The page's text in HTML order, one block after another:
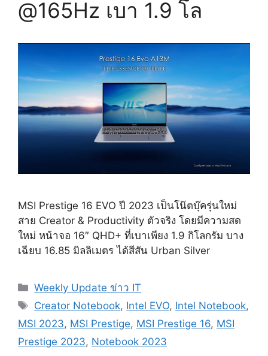
@165Hz เบา 1.9 โล
MSI Prestige 16 EVO ปี 2023 เป็นโน๊ตบุ๊ครุ่นใหม่
สาย Creator & Productivity ตัวจริง โดยมีความสด
ใหม่ หน้าจอ 16″ QHD+ ที่เบาเพียง 1.9 กิโลกรัม บาง
เฉียบ 16.85 มิลลิเมตร ได้สีสัน Urban Silver
Categories
Weekly Update ข่าว IT
Tags
Creator Notebook, Intel EVO, Intel Notebook,
MSI 2023, MSI Prestige, MSI Prestige 16, MSI
Prestige 2023, Notebook 2023